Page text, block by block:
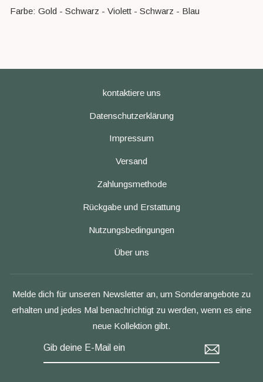
Farbe: Gold - Schwarz - Violett - Schwarz - Blau
kontaktiere uns
Datenschutzerklärung
Impressum
Versand
Zahlungsmethode
Rückgabe und Erstattung
Nutzungsbedingungen
Über uns
Melde dich für unseren Newsletter an, um Sonderangebote zu
erhalten und jedes Mal benachrichtigt zu werden, wenn es eine
neue Kollektion gibt.